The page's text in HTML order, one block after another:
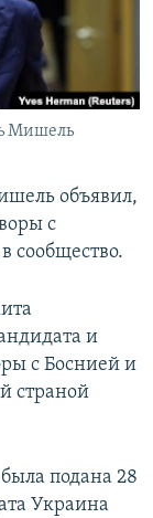
Мишель
объявил,
с
сообщество.
и
с Боснией и
страной
подана 28
Украина